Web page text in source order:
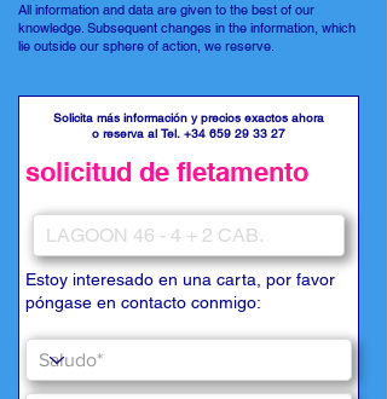
All information and data are given to the best of our
knowledge. Subsequent changes in the information, which
lie outside our sphere of action, we reserve.
Solicita más información y precios exactos ahora
o reserva al Tel. +34 659 29 33 27
solicitud de fletamento
Estoy interesado en una carta, por favor
póngase en contacto conmigo: